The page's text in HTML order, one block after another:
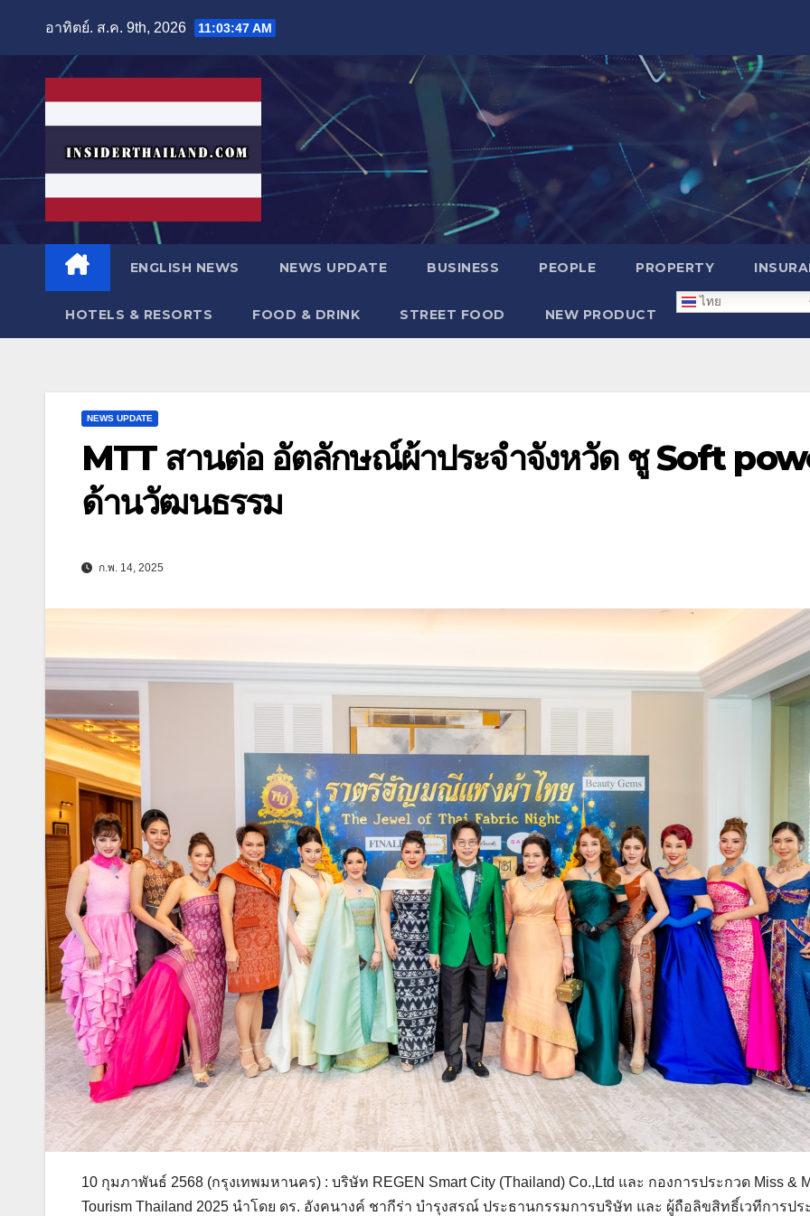
อาทิตย์. ส.ค. 9th, 2026 11:03:50 AM
ENGLISH NEWS NEWS UPDATE BUSINESS PEOPLE PROPERTY
HOTELS & RESORTS FOOD & DRINK STREET FOOD NEW PRODUCT
ไทย
NEWS UPDATE
MTT สานต่อ อัตลักษณ์ผ้าประจำจังหวัด ชู Soft
ด้านวัฒนธรรม
ก.พ. 14, 2025
10 กุมภาพันธ์ 2568 (กรุงเทพมหานคร) : บริษัท REGEN Smart City (Thailand) Co.,Ltd และ กองการประกวด Miss &
Tourism Thailand 2025 นำโดย ดร. อังคนางค์ ชากีร่า บำรุงสรณ์ ประธานกรรมการบริษัท และ ผู้ถือลิขสิทธิ์เวทีการปร